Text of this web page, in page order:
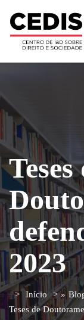
Teses
2023
Início »
Teses de